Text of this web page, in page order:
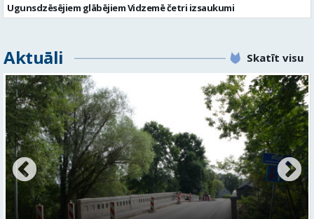
Ugunsdzēsējiem glābējiem Vidzemē četri izsaukumi
Aktuāli Skatīt visu